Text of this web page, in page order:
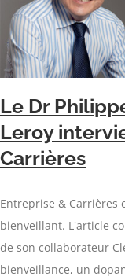
Le Dr
Leroy
Carrières
Entreprise & Carrières
bienveillant. L'article
de son collaborateur
bienveillance, un